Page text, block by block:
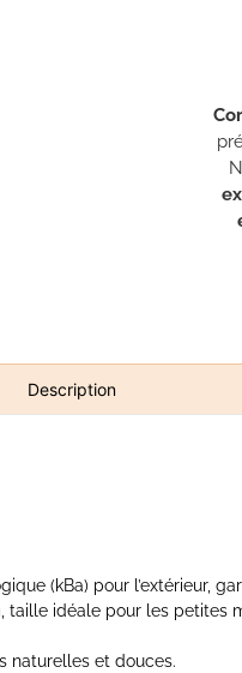
Description
(kBa) pour l’extérieur,
taille idéale pour les petites
naturelles et douces.